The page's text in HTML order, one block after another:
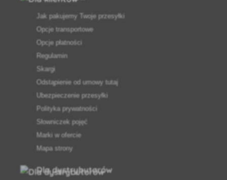
Jak pakujemy Twoje przesyłki
Opcje transportowe
Opcje płatności
Regulamin
Skargi
Odstąpienie od umowy tutaj
Ubezpieczenie przesyłki
Polityka prywatności
Słowniczek pojęć
Marki w ofercie
Mapa strony
Dla dystrybutorów